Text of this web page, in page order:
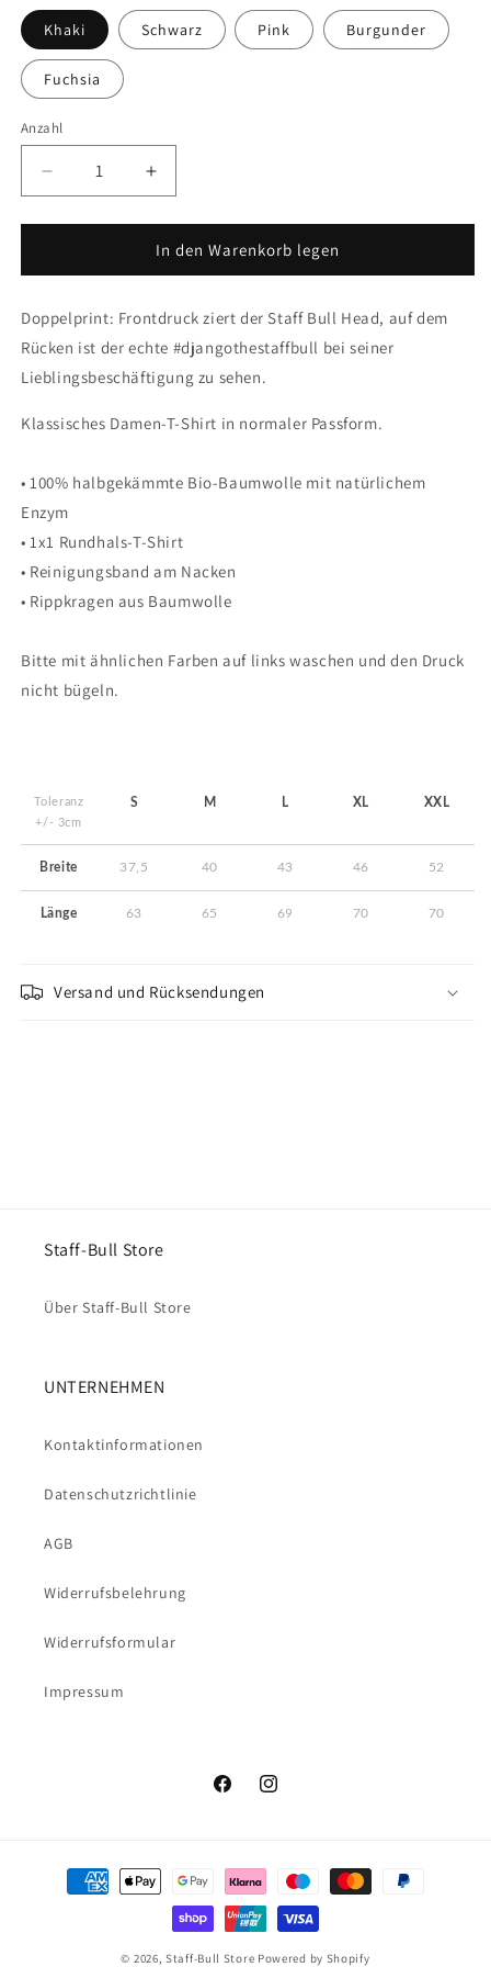
Khaki Schwarz Pink Burgunder
Fuchsia
Anzahl
Verringere
die
Menge
&quot;TONGUE&quot;
Organic
Shirt
Erhöhe
die
Menge
für
&quot;TONGUE&quot;
Organic
Shirt
In den Warenkorb legen
Doppelprint: Frontdruck ziert der Staff Bull Head, auf dem
Rücken ist der echte #djangothestaffbull bei seiner
Lieblingsbeschäftigung zu sehen.
Klassisches Damen-T-Shirt in normaler Passform.
• 100% halbgekämmte Bio-Baumwolle mit natürlichem
Enzym
• 1x1 Rundhals-T-Shirt
• Reinigungsband am Nacken
• Rippkragen aus Baumwolle
Bitte mit ähnlichen Farben auf links waschen und den Druck
nicht bügeln.
Toleranz
+/- 3cm
S M L XL XXL
Breite 37,5 40 43 46 52
Länge 63 65 69 70 70
Versand und Rücksendungen
Staff-Bull Store
Über Staff-Bull Store
UNTERNEHMEN
Kontaktinformationen
Datenschutzrichtlinie
AGB
Widerrufsbelehrung
Widerrufsformular
Impressum
FacebookInstagram
Zahlungsmethoden
© 2026,Staff-Bull Store Powered by Shopify